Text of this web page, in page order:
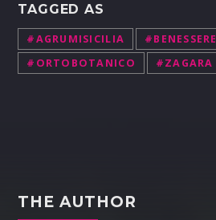
TAGGED AS
#AGRUMISICILIA
#BENESSERE
#ORTOBOTANICO
#ZAGARA
THE AUTHOR